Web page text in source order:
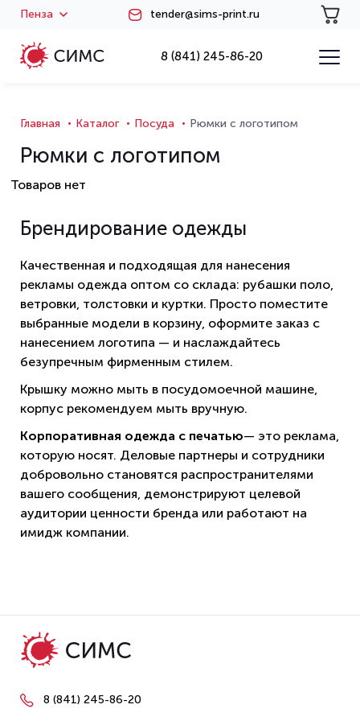
Пенза tender@sims-print.ru
8 (841) 245-86-20
Главная Каталог Посуда Рюмки с логотипом
Рюмки с логотипом
Товаров нет
Брендирование одежды
Качественная и подходящая для нанесения
рекламы одежда оптом со склада: рубашки поло,
ветровки, толстовки и куртки. Просто поместите
выбранные модели в корзину, оформите заказ с
нанесением логотипа — и наслаждайтесь
безупречным фирменным стилем.
Крышку можно мыть в посудомоечной машине,
корпус рекомендуем мыть вручную.
Корпоративная одежда с печатью— это реклама,
которую носят. Деловые партнеры и сотрудники
добровольно становятся распространителями
вашего сообщения, демонстрируют целевой
аудитории ценности бренда или работают на
имидж компании.
8 (841) 245-86-20